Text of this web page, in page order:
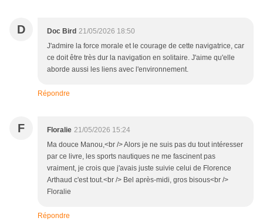
D Doc Bird 21/05/2026 18:50
J'admire la force morale et le courage de cette navigatrice, car
ce doit être très dur la navigation en solitaire. J'aime qu'elle
aborde aussi les liens avec l'environnement.
Répondre
F Floralie 21/05/2026 15:24
Ma douce Manou,<br /> Alors je ne suis pas du tout intéresser
par ce livre, les sports nautiques ne me fascinent pas
vraiment, je crois que j'avais juste suivie celui de Florence
Arthaud c'est tout.<br /> Bel après-midi, gros bisous<br />
Floralie
Répondre